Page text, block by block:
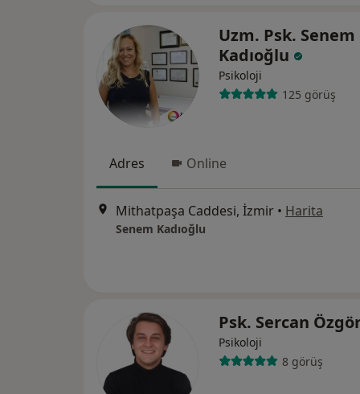
Uzm. Psk. Senem
Kadıoğlu
Psikoloji
125 görüş
Adres Online
Mithatpaşa Caddesi, İzmir • Harita
Senem Kadıoğlu
Psk. Sercan
Psikoloji
8 görüş